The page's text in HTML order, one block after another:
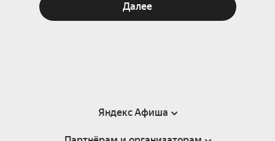
Далее
Яндекс Афиша